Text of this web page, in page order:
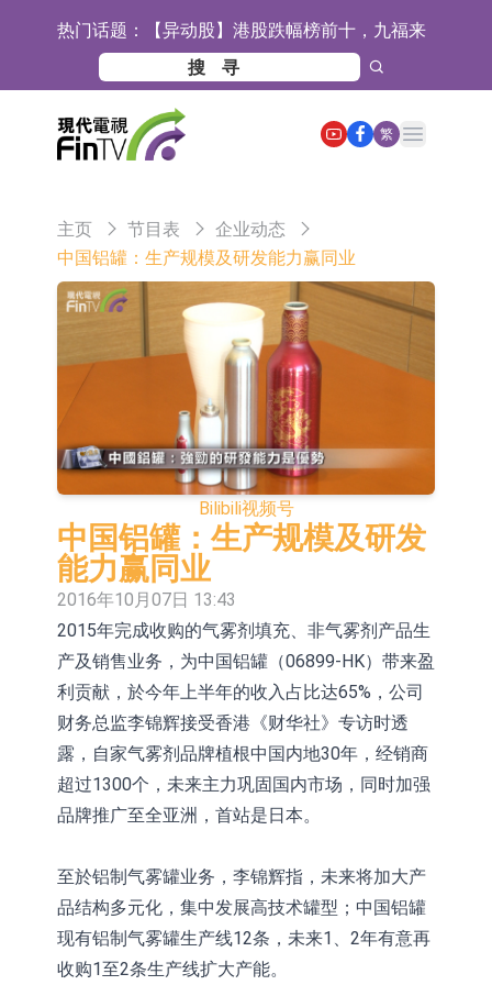
热门话题： 【异动股】港股跌幅榜前十，九福来
(08611.HK)跌21.43%，天瑞汽车内饰
(06162.HK)跌18.44%
【异动股】港股涨幅榜前十，佳明集
团控股(01271.HK)涨+78.22%，拿森
科技(02261.HK)涨+64.11%
斯迪克：公司为国内折叠屏核心功能
材料供应商
恒瑞医药：公司已在中国获批上市26
目标客户的测试认证
上期所：7月份对11个实际控制关系
账户组采取限制开仓的监管措施
特发服务：成功中标哔哩哔哩上海滨
江总部物业服务项目
亚太股份：公司是零跑汽车和
Stellantis集团的供应商
理工雷科面向边缘AI场景推出"山
海"系列智算模组 系列产品基于国产
CPU与GPU构建
【异动股】医疗研发外包板块拉升，
博腾股份(300363.CN)涨20.02%
日韩股市收盘双双下跌
依米康：海外交付以东南亚、中东市
场为主 并已取得欧美相关认证
上交所：财通多策略福鑫定期开放灵
活配置混合型发起式证券投资基金临
时停牌
上交所：景顺长城全球半导体芯片产
业股票型证券投资基金临时停牌
【异动股】港股跌幅榜前十，卡森国
际(00496.HK)跌22.40%，九福来
(08611.HK)跌21.01%
【异动股】港股涨幅榜前十，拿森科
技(02261.HK)涨+75.05%，辰兴发展
(02286.HK)涨+64.91%
神火股份：新疆神火铝水转化率已
100%
【异动股】焦炭Ⅲ板块下挫，陕西黑
猫(601015.CN)跌8.38%
浙江证监局对财通证券股份有限公司
采取出具警示函措施
山金国际：港股上市工作正常推进中
繁
Open main menu
主页 节目表
企业动态
中国铝罐：生产规模及研发能力赢同业
Bilibili视频号
中国铝罐：生产规模及研发
能力赢同业
2016年10月07日 13:43
2015年完成收购的气雾剂填充、非气雾剂产品生
产及销售业务，为中国铝罐（06899-HK）带来盈
利贡献，於今年上半年的收入占比达65%，公司
财务总监李锦辉接受香港《财华社》专访时透
露，自家气雾剂品牌植根中国内地30年，经销商
超过1300个，未来主力巩固国内市场，同时加强
品牌推广至全亚洲，首站是日本。
至於铝制气雾罐业务，李锦辉指，未来将加大产
品结构多元化，集中发展高技术罐型；中国铝罐
现有铝制气雾罐生产线12条，未来1、2年有意再
收购1至2条生产线扩大产能。